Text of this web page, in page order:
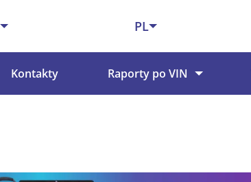
PL
Kontakty Raporty po VIN